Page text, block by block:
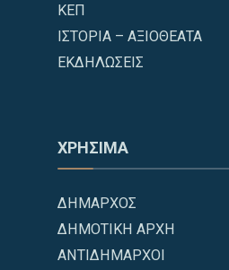
ΚΕΠ
ΙΣΤΟΡΙΑ – ΑΞΙΟΘΕΑΤΑ
ΕΚΔΗΛΩΣΕΙΣ
ΧΡΗΣΙΜΑ
ΔΗΜΑΡΧΟΣ
ΔΗΜΟΤΙΚΗ ΑΡΧΗ
ΑΝΤΙΔΗΜΑΡΧΟΙ